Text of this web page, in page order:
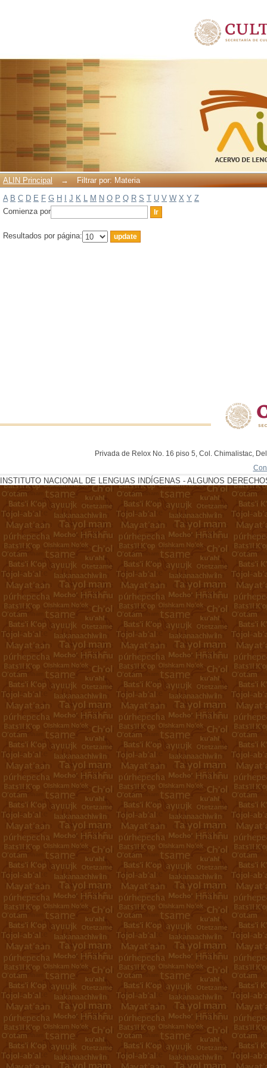
ALIN Principal →
Filtrar por: Materia
A B C D E F G H J K L M N O P Q R S T U V W X Y Z
Comienza por
Resultados por página:
Privada de Relox No. 16 piso 5, Col. Chimalistac,
INSTITUTO NACIONAL DE LENGUAS INDÍGENAS - ALGUNOS